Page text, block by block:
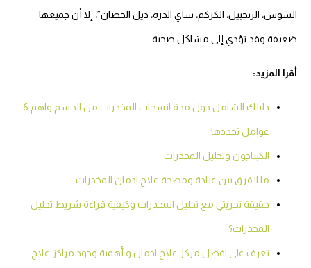
السوس، الزنجبيل، الكركم، شاي الذرة، ذيل الحصان”، إلا أن جميعها
ضعيفة وقد تؤدي إلى مشاكل صحية.
أقرا المزيد:
دليلك الشامل حول مدة انسحاب المخدرات من الجسم واهم 6
عوامل تحددها
الكبتاجون وتحليل المخدرات
ما الفرق بين عيادة ومصحة علاج ادمان المخدرات
حقيقة تجربتي مع تحليل المخدرات وكيفية قراءة شريط تحليل
المخدرات؟
تعرف على افضل مركز علاج ادمان و أهمية وجود مراكز علاج